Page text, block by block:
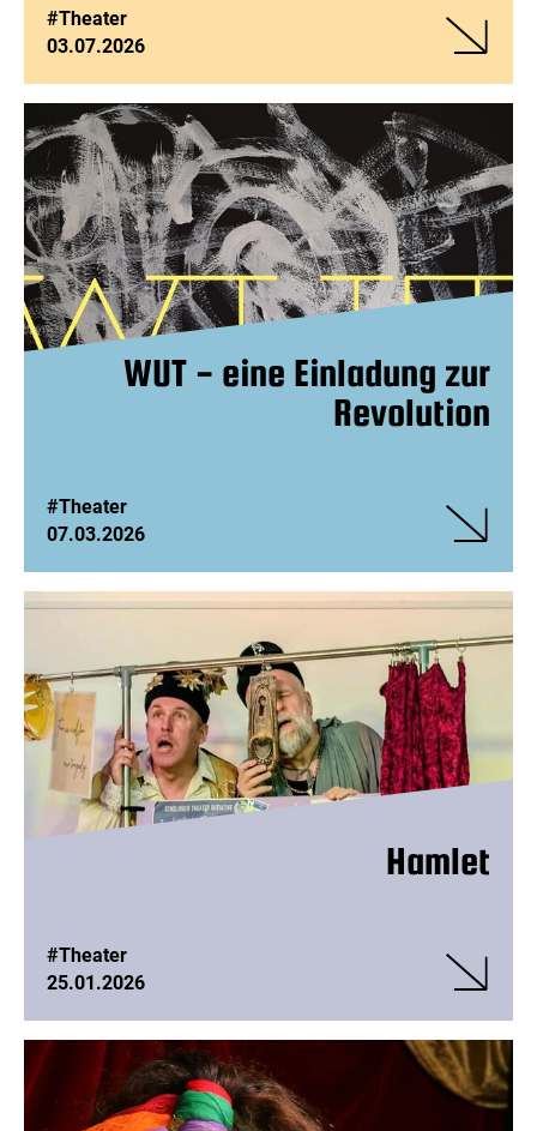
#Theater
03.07.2026
WUT - eine Einladung zur
Revolution
#Theater
07.03.2026
WUT
Einladung
zur
Revolution
Hamlet
#Theater
25.01.2026
Hamlet